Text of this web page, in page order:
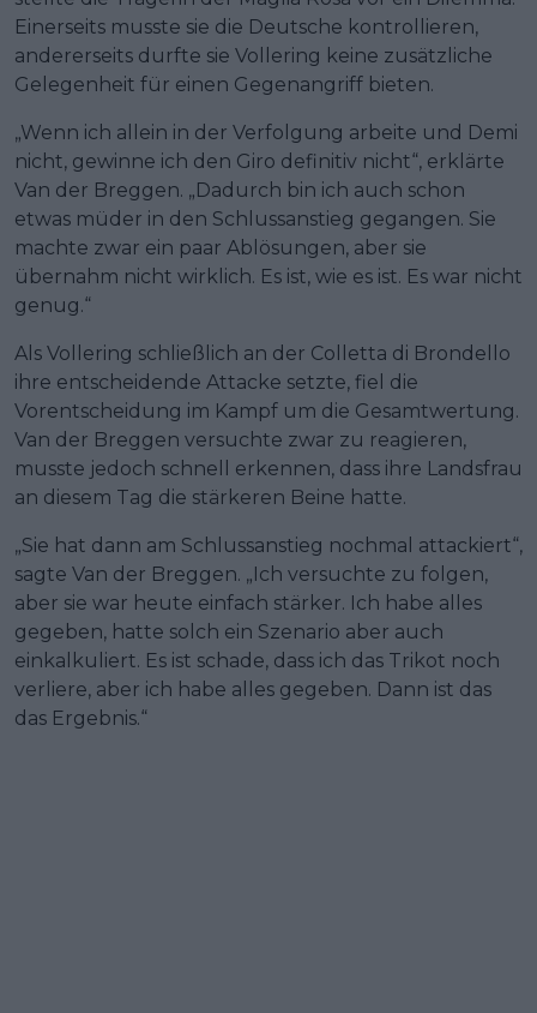
Einerseits musste sie die Deutsche kontrollieren,
andererseits durfte sie Vollering keine zusätzliche
Gelegenheit für einen Gegenangriff bieten.
„Wenn ich allein in der Verfolgung arbeite und Demi
nicht, gewinne ich den Giro definitiv nicht“, erklärte
Van der Breggen. „Dadurch bin ich auch schon
etwas müder in den Schlussanstieg gegangen. Sie
machte zwar ein paar Ablösungen, aber sie
übernahm nicht wirklich. Es ist, wie es ist. Es war nicht
genug.“
Als Vollering schließlich an der Colletta di Brondello
ihre entscheidende Attacke setzte, fiel die
Vorentscheidung im Kampf um die Gesamtwertung.
Van der Breggen versuchte zwar zu reagieren,
musste jedoch schnell erkennen, dass ihre Landsfrau
an diesem Tag die stärkeren Beine hatte.
„Sie hat dann am Schlussanstieg nochmal attackiert“,
sagte Van der Breggen. „Ich versuchte zu folgen,
aber sie war heute einfach stärker. Ich habe alles
gegeben, hatte solch ein Szenario aber auch
einkalkuliert. Es ist schade, dass ich das Trikot noch
verliere, aber ich habe alles gegeben. Dann ist das
das Ergebnis.“